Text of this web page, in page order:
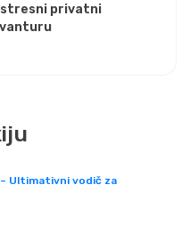
Ultimativni vodič za
privatni